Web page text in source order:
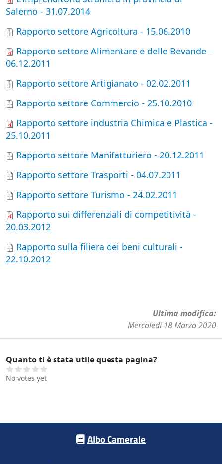
Salerno - 31.07.2014
Rapporto settore Agricoltura - 15.06.2010
Rapporto settore Alimentare e delle Bevande -
06.12.2011
Rapporto settore Artigianato - 02.02.2011
Rapporto settore Commercio - 25.10.2010
Rapporto settore industria Chimica e Plastica -
25.10.2011
Rapporto settore Manifatturiero - 20.12.2011
Rapporto settore Trasporti - 04.07.2011
Rapporto settore Turismo - 24.02.2011
Rapporto sui differenziali di competitività -
20.03.2012
Rapporto sulla filiera dei beni culturali -
22.10.2012
Ultima modifica
Mercoledì 18 Marzo 2020
Quanto ti è stata utile questa pagina?
No votes yet
Albo Camerale